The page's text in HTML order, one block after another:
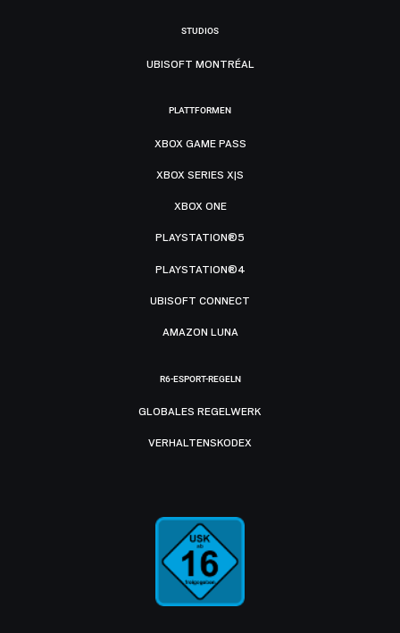
STUDIOS
UBISOFT MONTRÉAL
PLATTFORMEN
XBOX GAME PASS
XBOX SERIES X|S
XBOX ONE
PLAYSTATION®5
PLAYSTATION®4
UBISOFT CONNECT
AMAZON LUNA
R6-ESPORT-REGELN
GLOBALES REGELWERK
VERHALTENSKODEX